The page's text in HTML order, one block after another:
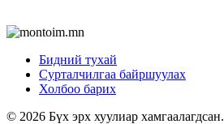
Бидний тухай
Сурталчилгаа байршуулах
Холбоо барих
© 2026 Бүх эрх хуулиар хамгаалагдсан.